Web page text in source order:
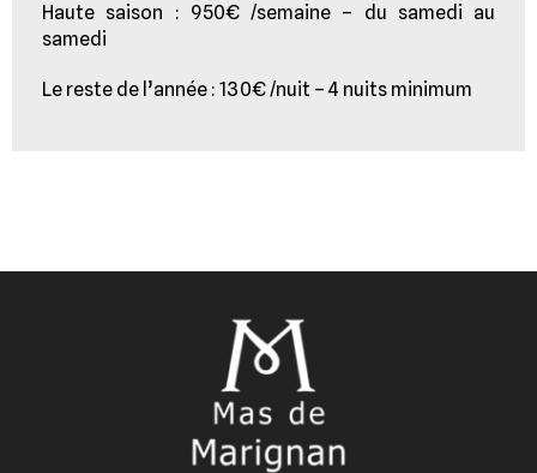
Haute saison : 950€ /semaine – du samedi au
samedi
Le reste de l’année : 130€ /nuit – 4 nuits minimum